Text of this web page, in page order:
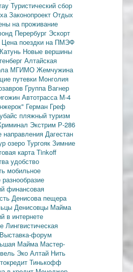
Туристический сбор
Законопроект Отдых
на проживание
Перербург Эскорт
Цена поездки на ПМЭФ
Новые вершины
Алтайская
МГИМО Жемчужина
путевки Монголия
Группа Вагнер
Автотрасса М-4
Герман Греф
пляжный туризм
Экстрим Р-286
направления Дагестан
озеро Тургояк Зимние
карта Tinkoff
удобство
мобильное
разнообразие
финансовая
Денисова пещера
Денисовцы Майма
в интернете
Лингвистическая
Выставка-форум
Майма Мастер-
Эко Алтай Нить
Тинькофф